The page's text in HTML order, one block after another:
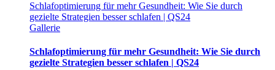
Schlafoptimierung für mehr Gesundheit: Wie Sie durch
gezielte Strategien besser schlafen | QS24
Gallerie
Schlafoptimierung für mehr Gesundheit: Wie Sie durch
gezielte Strategien besser schlafen | QS24